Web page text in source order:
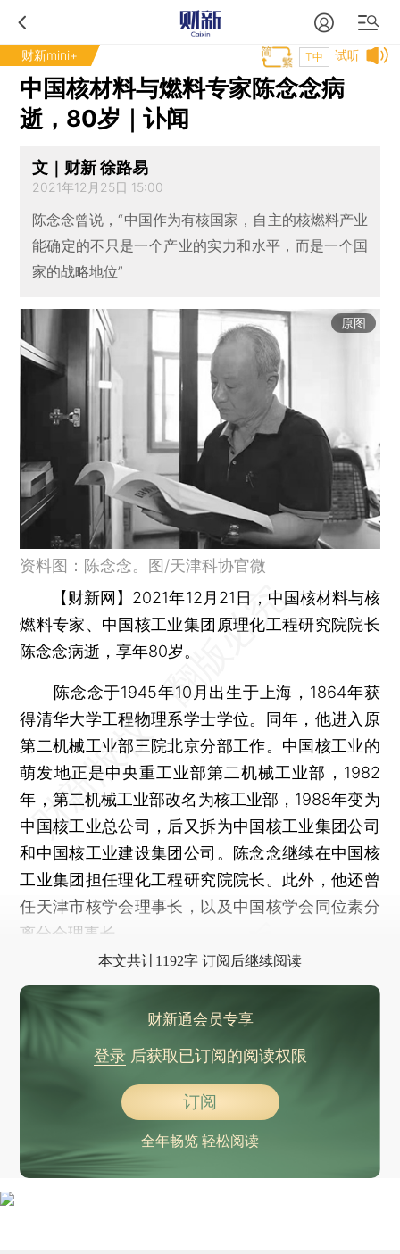
财新mini+ 试听
T中
中国核材料与燃料专家陈念念病
逝，80岁｜讣闻
文｜财新 徐路易
2021年12月25日 15:00
陈念念曾说，“中国作为有核国家，自主的核燃料产业
能确定的不只是一个产业的实力和水平，而是一个国
家的战略地位”
原图
资料图：陈念念。图/天津科协官微
【财新网】 2021年12月21日，中国核材料与核
燃料专家、中国核工业集团原理化工程研究院院长
陈念念病逝，享年80岁。
陈念念于1945年10月出生于上海，1864年获
得清华大学工程物理系学士学位。同年，他进入原
第二机械工业部三院北京分部工作。中国核工业的
萌发地正是中央重工业部第二机械工业部，1982
年，第二机械工业部改名为核工业部，1988年变为
中国核工业总公司，后又拆为中国核工业集团公司
和中国核工业建设集团公司。陈念念继续在中国核
工业集团担任理化工程研究院院长。此外，他还曾
任天津市核学会理事长，以及中国核学会同位素分
离分会理事长。
本文共计1192字 订阅后继续阅读
财新通会员专享
登录后获取已订阅的阅读权限
订阅
全年畅览 轻松阅读